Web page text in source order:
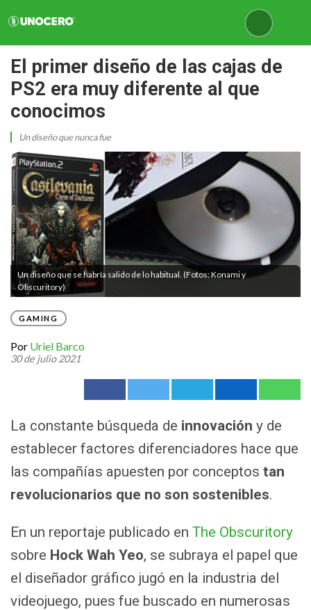
El primer diseño de las cajas de
PS2 era muy diferente al que
conocimos
Un diseño que nunca fue
Un diseño que se habría salido de lo habitual. (Fotos: Konami y
Obscuritory)
GAMING
Por Uriel Barco
30 de julio 2021
La constante búsqueda de innovación y de
establecer factores diferenciadores hace que
las compañías apuesten por conceptos tan
revolucionarios que no son sostenibles.
En un reportaje publicado en The Obscuritory
sobre Hock Wah Yeo, se subraya el papel que
el diseñador gráfico jugó en la industria del
videojuego, pues fue buscado en numerosas